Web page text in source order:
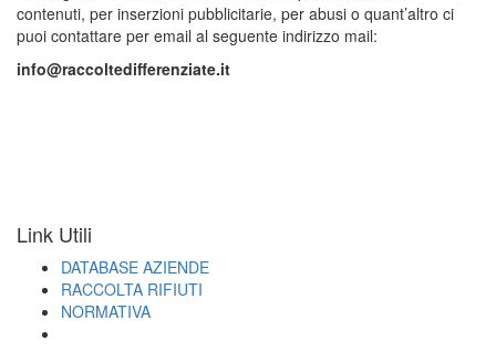
contenuti, per inserzioni pubblicitarie, per abusi o quant’altro ci
puoi contattare per email al seguente indirizzo mail:
info@raccoltedifferenziate.it
Link Utili
DATABASE AZIENDE
RACCOLTA RIFIUTI
NORMATIVA